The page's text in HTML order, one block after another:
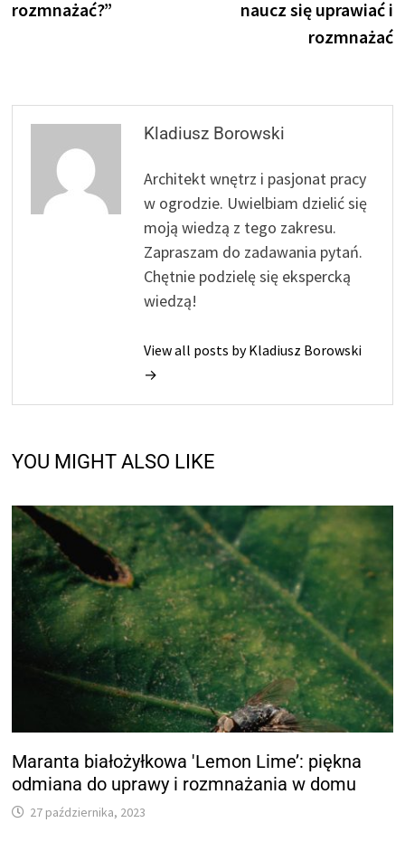
rozmnażać?”
naucz się uprawiać i
rozmnażać
Kladiusz Borowski
Architekt wnętrz i pasjonat pracy
w ogrodzie. Uwielbiam dzielić się
moją wiedzą z tego zakresu.
Zapraszam do zadawania pytań.
Chętnie podzielę się ekspercką
wiedzą!
View all posts by Kladiusz Borowski
→
YOU MIGHT ALSO LIKE
Maranta białożyłkowa 'Lemon Lime’: piękna
odmiana do uprawy i rozmnażania w domu
27 października, 2023